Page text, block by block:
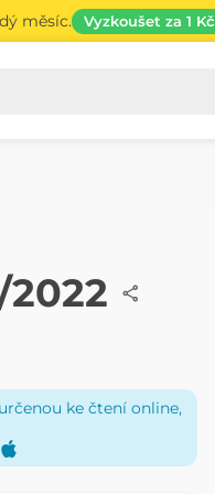
měsíc. Vyzkoušet za 1 Kč
2022
určenou ke čtení online,